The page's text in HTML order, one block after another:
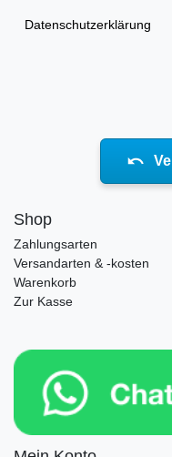
Daten­schutz­erklärung
Shop
Zahlungsarten
Versandarten & -kosten
Warenkorb
Zur Kasse